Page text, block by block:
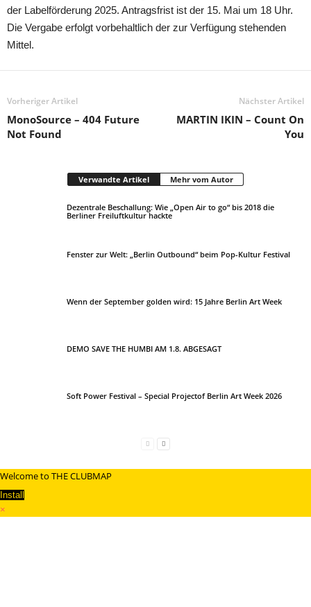
der Labelförderung 2025. Antragsfrist ist der 15. Mai um 18 Uhr.
Die Vergabe erfolgt vorbehaltlich der zur Verfügung stehenden
Mittel.
Vorheriger Artikel
MonoSource – 404 Future
Not Found
Nächster Artikel
MARTIN IKIN – Count On
You
Verwandte Artikel Mehr vom Autor
Dezentrale Beschallung: Wie „Open Air to go“ bis 2018 die
Berliner Freiluftkultur hackte
Fenster zur Welt: „Berlin Outbound“ beim Pop-Kultur Festival
Wenn der September golden wird: 15 Jahre Berlin Art Week
DEMO SAVE THE HUMBI AM 1.8. ABGESAGT
Soft Power Festival – Special Projectof Berlin Art Week 2026
Welcome to THE CLUBMAP
Install
×